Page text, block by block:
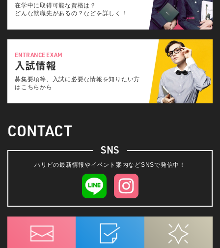
在学中に取得可能な資格は？
どんな就職先があるの？などを詳しく！
ENTRANCE EXAM
入試情報
募集要項等、入試に必要な情報を知りたい方
はこちらから
CONTACT
SNS
ハリビの最新情報やイベント案内などSNSで発信中！